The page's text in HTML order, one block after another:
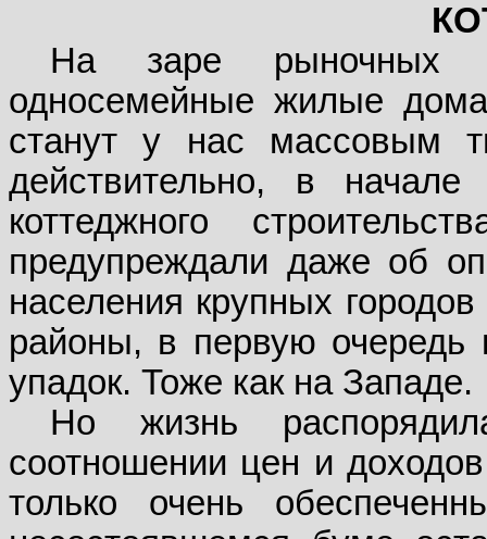
На заре рыночных
односемейные жилые
станут у нас массовым
действительно, в
коттеджного
предупреждали даже об
населения крупных
районы, в первую очередь
упадок. Тоже как на Западе.
Но жизнь
соотношении цен и
только очень